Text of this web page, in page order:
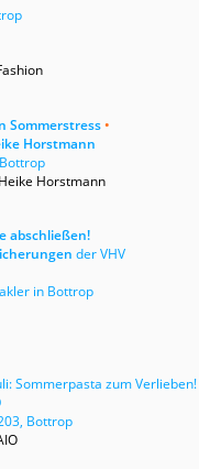
Sommerstress•
Horstmann
Heike Horstmann
abschließen!
der VHV
in Bottrop
Sommerpasta zum Verlieben!
Bottrop